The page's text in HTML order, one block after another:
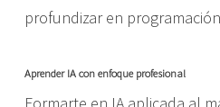
profundizar en
Aprender IA con enfoque profesional